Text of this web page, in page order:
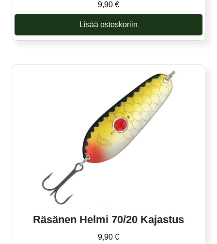
9,90 €
Lisää ostoskoriin
Räsänen Helmi 70/20 Kajastus
9,90 €